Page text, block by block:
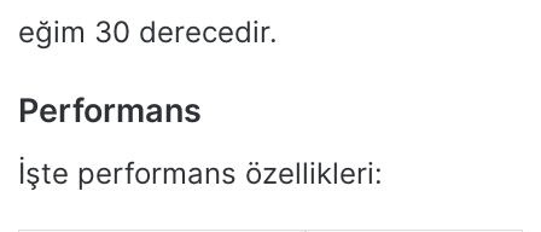
eğim 30 derecedir.
Performans
İşte performans özellikleri: